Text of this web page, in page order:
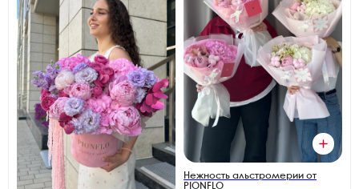
Нежность альстромерии от
PIONFLO